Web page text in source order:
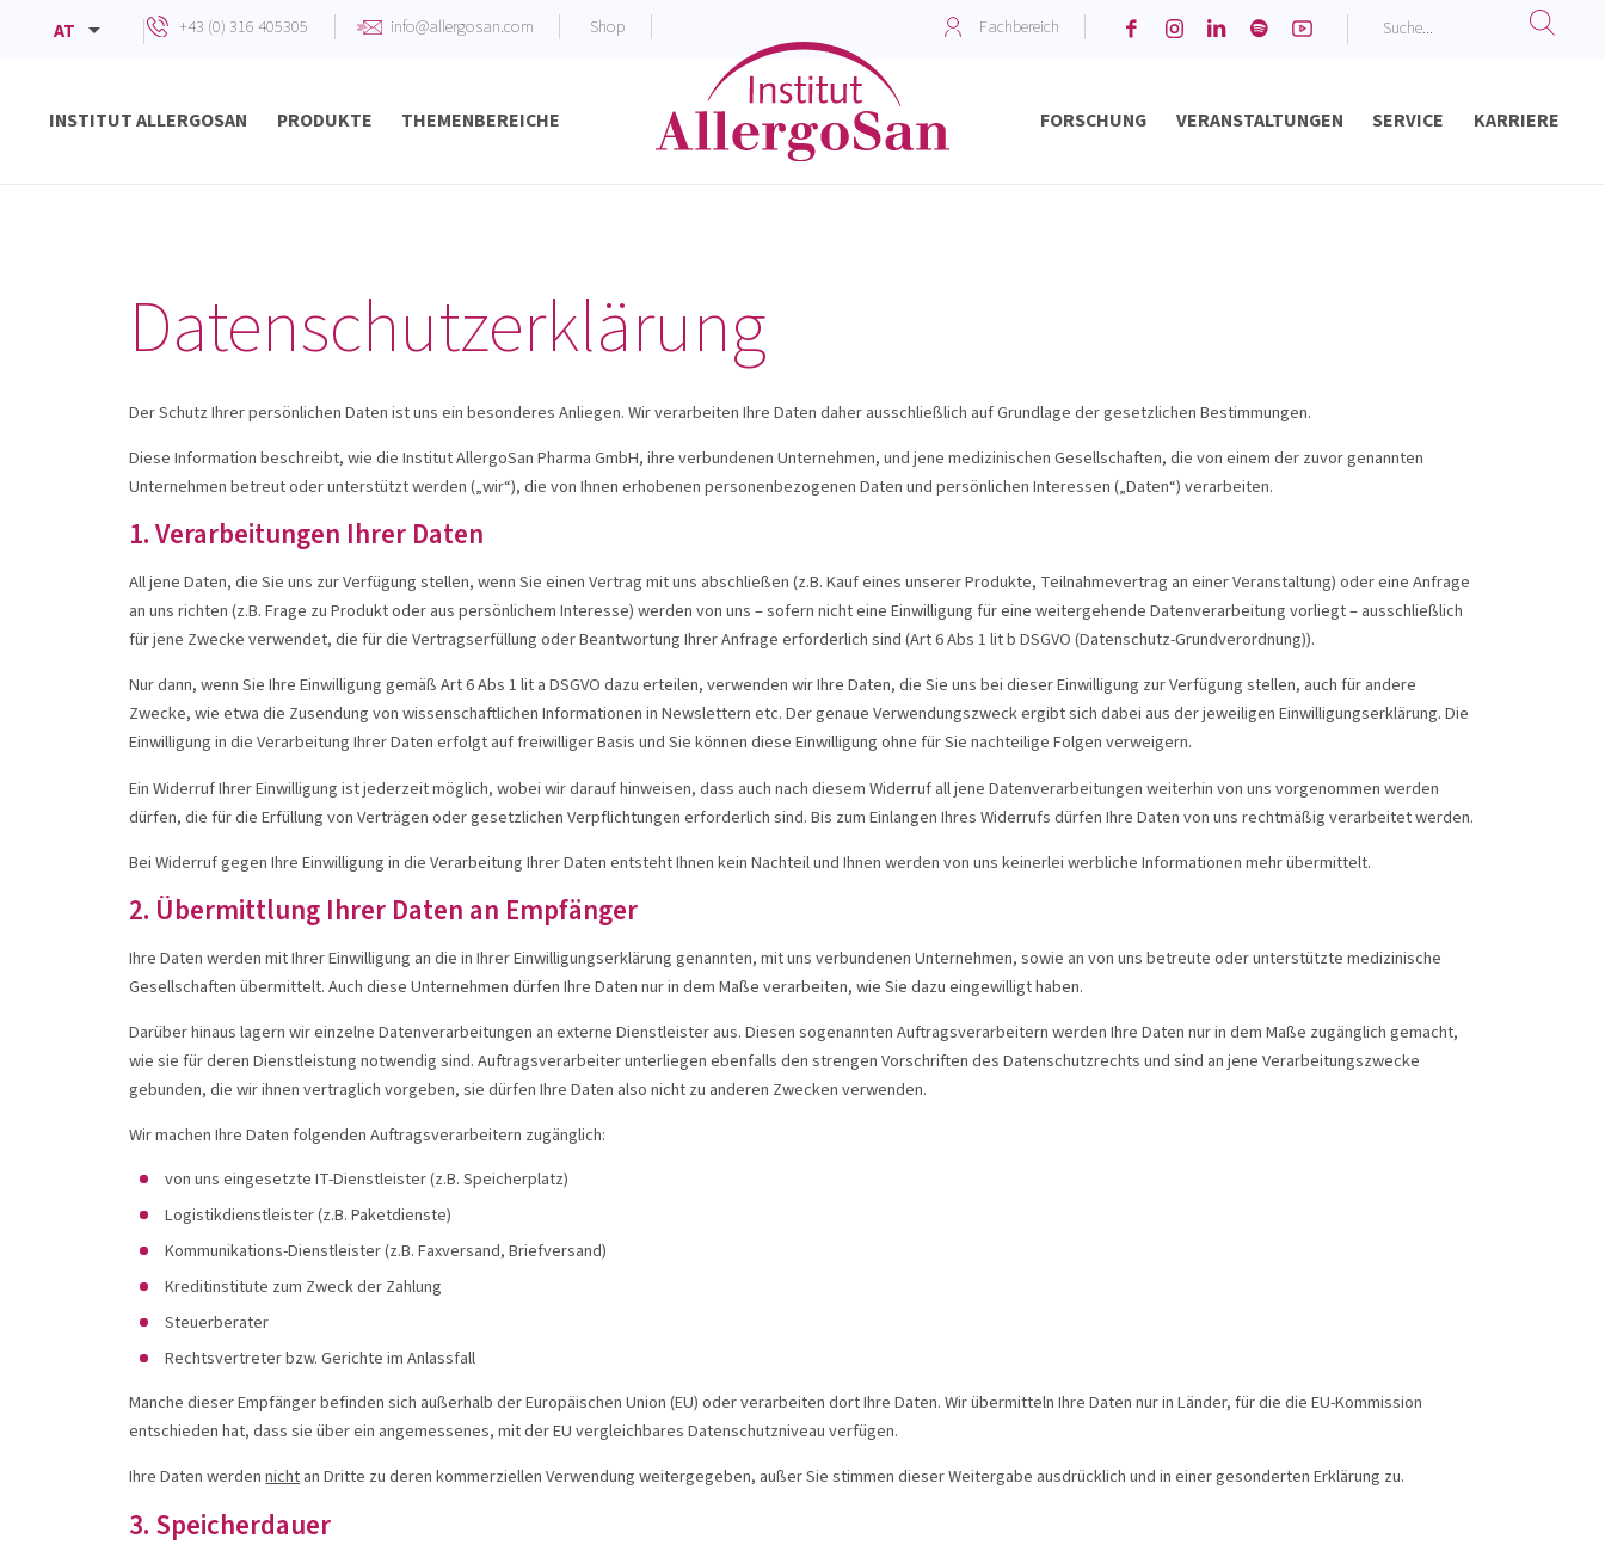
+43 (0) 316 405305 info@allergosan.com Shop Fachbereich
AT
INSTITUT ALLERGOSAN PRODUKTE
OMNi-BiOTiC®
Produkte anzeigen Produkte anzeigen Produkte anzeigen Produkte anzeigen
Schütze
Produkte anzeigen
Zum Produktberater
THEMENBEREICHE FORSCHUNG VERANSTALTUNGEN SERVICE KARRIERE
Datenschutzerklärung
Der Schutz Ihrer persönlichen Daten ist uns ein besonderes Anliegen. Wir verarbeiten Ihre Daten daher ausschließlich auf Grundlage der gesetzlichen Bestimmungen.
Diese Information beschreibt, wie die Institut AllergoSan Pharma GmbH, ihre verbundenen Unternehmen, und jene medizinischen Gesellschaften, die von einem der zuvor genannten
Unternehmen betreut oder unterstützt werden („wir“), die von Ihnen erhobenen personenbezogenen Daten und persönlichen Interessen („Daten“) verarbeiten.
1. Verarbeitungen Ihrer Daten
All jene Daten, die Sie uns zur Verfügung stellen, wenn Sie einen Vertrag mit uns abschließen (z.B. Kauf eines unserer Produkte, Teilnahmevertrag an einer Veranstaltung) oder eine Anfrage
an uns richten (z.B. Frage zu Produkt oder aus persönlichem Interesse) werden von uns – sofern nicht eine Einwilligung für eine weitergehende Datenverarbeitung vorliegt – ausschließlich
für jene Zwecke verwendet, die für die Vertragserfüllung oder Beantwortung Ihrer Anfrage erforderlich sind (Art 6 Abs 1 lit b DSGVO (Datenschutz-Grundverordnung)).
Nur dann, wenn Sie Ihre Einwilligung gemäß Art 6 Abs 1 lit a DSGVO dazu erteilen, verwenden wir Ihre Daten, die Sie uns bei dieser Einwilligung zur Verfügung stellen, auch für andere
Zwecke, wie etwa die Zusendung von wissenschaftlichen Informationen in Newslettern etc. Der genaue Verwendungszweck ergibt sich dabei aus der jeweiligen Einwilligungserklärung. Die
Einwilligung in die Verarbeitung Ihrer Daten erfolgt auf freiwilliger Basis und Sie können diese Einwilligung ohne für Sie nachteilige Folgen verweigern.
Ein Widerruf Ihrer Einwilligung ist jederzeit möglich, wobei wir darauf hinweisen, dass auch nach diesem Widerruf all jene Datenverarbeitungen weiterhin von uns vorgenommen werden
dürfen, die für die Erfüllung von Verträgen oder gesetzlichen Verpflichtungen erforderlich sind. Bis zum Einlangen Ihres Widerrufs dürfen Ihre Daten von uns rechtmäßig verarbeitet werden.
Bei Widerruf gegen Ihre Einwilligung in die Verarbeitung Ihrer Daten entsteht Ihnen kein Nachteil und Ihnen werden von uns keinerlei werbliche Informationen mehr übermittelt.
2. Übermittlung Ihrer Daten an Empfänger
Ihre Daten werden mit Ihrer Einwilligung an die in Ihrer Einwilligungserklärung genannten, mit uns verbundenen Unternehmen, sowie an von uns betreute oder unterstützte medizinische
Gesellschaften übermittelt. Auch diese Unternehmen dürfen Ihre Daten nur in dem Maße verarbeiten, wie Sie dazu eingewilligt haben.
Darüber hinaus lagern wir einzelne Datenverarbeitungen an externe Dienstleister aus. Diesen sogenannten Auftragsverarbeitern werden Ihre Daten nur in dem Maße zugänglich gemacht,
wie sie für deren Dienstleistung notwendig sind. Auftragsverarbeiter unterliegen ebenfalls den strengen Vorschriften des Datenschutzrechts und sind an jene Verarbeitungszwecke
gebunden, die wir ihnen vertraglich vorgeben, sie dürfen Ihre Daten also nicht zu anderen Zwecken verwenden.
Wir machen Ihre Daten folgenden Auftragsverarbeitern zugänglich:
von uns eingesetzte IT-Dienstleister (z.B. Speicherplatz)
Logistikdienstleister (z.B. Paketdienste)
Kommunikations-Dienstleister (z.B. Faxversand, Briefversand)
Kreditinstitute zum Zweck der Zahlung
Steuerberater
Rechtsvertreter bzw. Gerichte im Anlassfall
Manche dieser Empfänger befinden sich außerhalb der Europäischen Union (EU) oder verarbeiten dort Ihre Daten. Wir übermitteln Ihre Daten nur in Länder, für die die EU-Kommission
entschieden hat, dass sie über ein angemessenes, mit der EU vergleichbares Datenschutzniveau verfügen.
Ihre Daten werdennichtan Dritte zu deren kommerziellen Verwendung weitergegeben, außer Sie stimmen dieser Weitergabe ausdrücklich und in einer gesonderten Erklärung zu.
3. Speicherdauer